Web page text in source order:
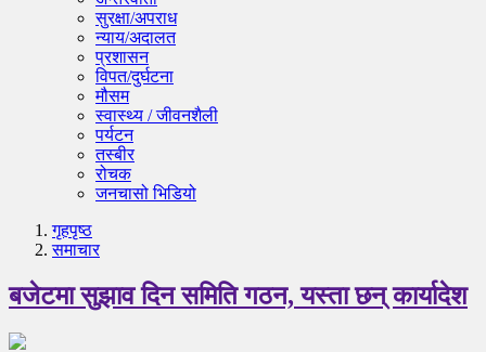
सुरक्षा/अपराध
न्याय/अदालत
प्रशासन
विपत/दुर्घटना
मौसम
स्वास्थ्य / जीवनशैली
पर्यटन
तस्बीर
रोचक
जनचासो भिडियो
गृहपृष्‍ठ
समाचार
बजेटमा सुझाव दिन समिति गठन, यस्ता छन् कार्यादेश